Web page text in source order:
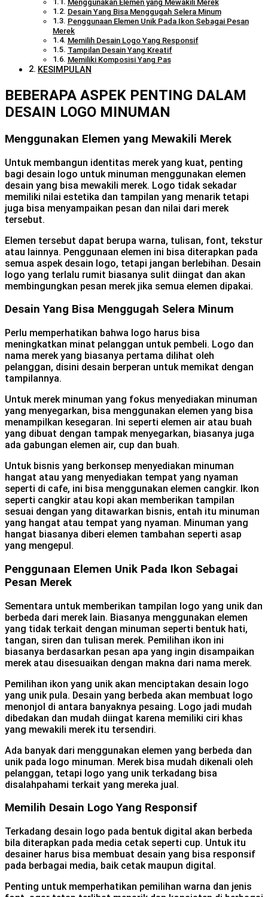
Menggunakan Elemen yang Mewakili Merek
Desain Yang Bisa Menggugah Selera Minum
Penggunaan Elemen Unik Pada Ikon Sebagai Pesan
Merek
Memilih Desain Logo Yang Responsif
Tampilan Desain Yang Kreatif
Memiliki Komposisi Yang Pas
KESIMPULAN
BEBERAPA ASPEK PENTING DALAM
DESAIN LOGO MINUMAN
Menggunakan Elemen yang Mewakili Merek
Untuk membangun identitas merek yang kuat, penting
bagi desain logo untuk minuman menggunakan elemen
desain yang bisa mewakili merek. Logo tidak sekadar
memiliki nilai estetika dan tampilan yang menarik tetapi
juga bisa menyampaikan pesan dan nilai dari merek
tersebut.
Elemen tersebut dapat berupa warna, tulisan, font, tekstur
atau lainnya. Penggunaan elemen ini bisa diterapkan pada
semua aspek desain logo, tetapi jangan berlebihan. Desain
logo yang terlalu rumit biasanya sulit diingat dan akan
membingungkan pesan merek jika semua elemen dipakai.
Desain Yang Bisa Menggugah Selera Minum
Perlu memperhatikan bahwa logo harus bisa
meningkatkan minat pelanggan untuk pembeli. Logo dan
nama merek yang biasanya pertama dilihat oleh
pelanggan, disini desain berperan untuk memikat dengan
tampilannya.
Untuk merek minuman yang fokus menyediakan minuman
yang menyegarkan, bisa menggunakan elemen yang bisa
menampilkan kesegaran. Ini seperti elemen air atau buah
yang dibuat dengan tampak menyegarkan, biasanya juga
ada gabungan elemen air, cup dan buah.
Untuk bisnis yang berkonsep menyediakan minuman
hangat atau yang menyediakan tempat yang nyaman
seperti di cafe, ini bisa menggunakan elemen cangkir. Ikon
seperti cangkir atau kopi akan memberikan tampilan
sesuai dengan yang ditawarkan bisnis, entah itu minuman
yang hangat atau tempat yang nyaman. Minuman yang
hangat biasanya diberi elemen tambahan seperti asap
yang mengepul.
Penggunaan Elemen Unik Pada Ikon Sebagai
Pesan Merek
Sementara untuk memberikan tampilan logo yang unik dan
berbeda dari merek lain. Biasanya menggunakan elemen
yang tidak terkait dengan minuman seperti bentuk hati,
tangan, siren dan tulisan merek. Pemilihan ikon ini
biasanya berdasarkan pesan apa yang ingin disampaikan
merek atau disesuaikan dengan makna dari nama merek.
Pemilihan ikon yang unik akan menciptakan desain logo
yang unik pula. Desain yang berbeda akan membuat logo
menonjol di antara banyaknya pesaing. Logo jadi mudah
dibedakan dan mudah diingat karena memiliki ciri khas
yang mewakili merek itu tersendiri.
Ada banyak dari menggunakan elemen yang berbeda dan
unik pada logo minuman. Merek bisa mudah dikenali oleh
pelanggan, tetapi logo yang unik terkadang bisa
disalahpahami terkait yang mereka jual.
Memilih Desain Logo Yang Responsif
Terkadang desain logo pada bentuk digital akan berbeda
bila diterapkan pada media cetak seperti cup. Untuk itu
desainer harus bisa membuat desain yang bisa responsif
pada berbagai media, baik cetak maupun digital.
Penting untuk memperhatikan pemilihan warna dan jenis